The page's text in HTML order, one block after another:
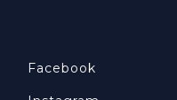
Facebook